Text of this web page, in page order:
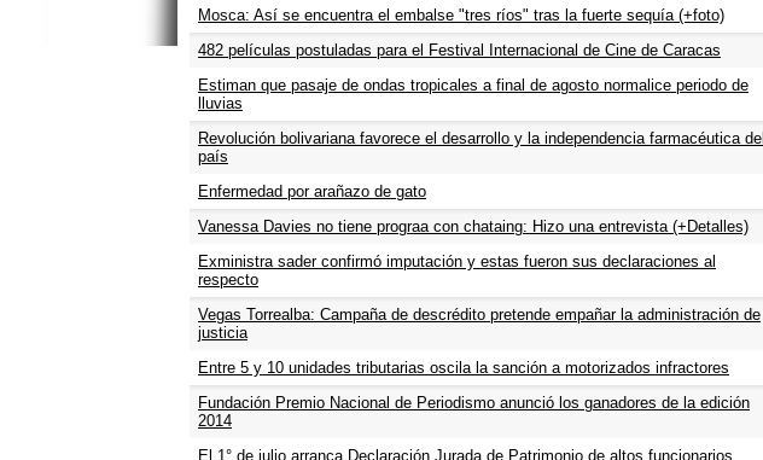
Mosca: Así se encuentra el embalse "tres ríos" tras la fuerte sequía (+foto)
482 películas postuladas para el Festival Internacional de Cine de Caracas
Estiman que pasaje de ondas tropicales a final de agosto normalice periodo de
lluvias
Revolución bolivariana favorece el desarrollo y la independencia farmacéutica del
país
Enfermedad por arañazo de gato
Vanessa Davies no tiene prograa con chataing: Hizo una entrevista (+Detalles)
Exministra sader confirmó imputación y estas fueron sus declaraciones al
respecto
Vegas Torrealba: Campaña de descrédito pretende empañar la administración de
justicia
Entre 5 y 10 unidades tributarias oscila la sanción a motorizados infractores
Fundación Premio Nacional de Periodismo anunció los ganadores de la edición
2014
El 1° de julio arranca Declaración Jurada de Patrimonio de altos funcionarios